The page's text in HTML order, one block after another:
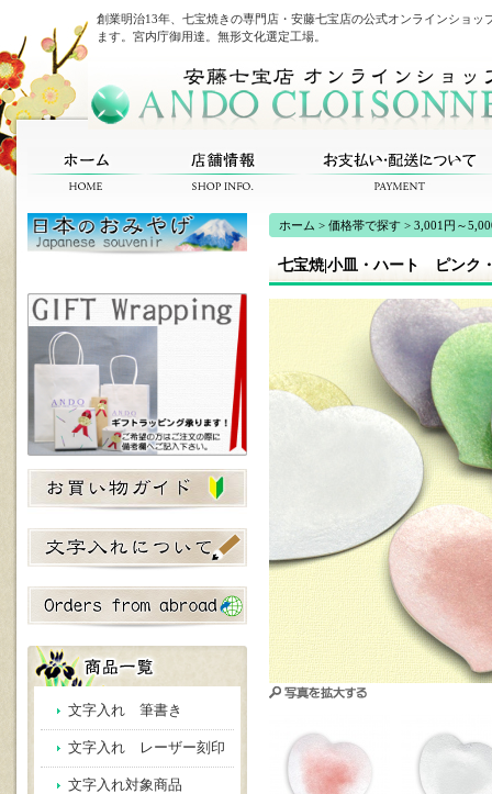
創業明治13年、七宝焼きの専門店・安藤七宝店の公式オンラインショ
ます。宮内庁御用達。無形文化選定工場。
文字入れ 筆書き
文字入れ レーザー刻印
文字入れ対象商品
ホーム > 価格帯で探す > 3,001円～
七宝焼|小皿・ハート ピンク